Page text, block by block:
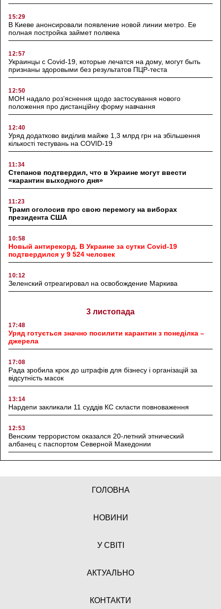
15:29
В Киеве анонсировали появление новой линии метро. Ее
полная постройка займет полвека
12:57
Украинцы с Covid-19, которые лечатся на дому, могут быть
признаны здоровыми без результатов ПЦР-теста
12:50
МОН надало роз’яснення щодо застосування нового
положення про дистанційну форму навчання
12:40
Уряд додатково виділив майже 1,3 млрд грн на збільшення
кількості тестувань на COVID-19
11:34
Степанов подтвердил, что в Украине могут ввести
«карантин выходного дня»
11:23
Трамп оголосив про свою перемогу на виборах
президента США
10:58
Новый антирекорд. В Украине за сутки Covid-19
подтвердился у 9 524 человек
10:12
Зеленский отреагировал на освобождение Маркива
3 листопада
17:48
Уряд готується значно посилити карантин з понеділка –
джерела
17:08
Рада зробила крок до штрафів для бізнесу і організацій за
відсутність масок
13:14
Нардепи закликали 11 суддів КС скласти повноваження
12:53
Венским террористом оказался 20-летний этнический
албанец с паспортом Северной Македонии
ГОЛОВНА
НОВИНИ
У СВІТІ
АКТУАЛЬНО
КОНТАКТИ